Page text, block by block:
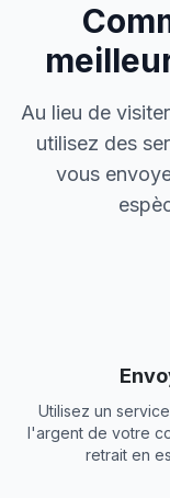
Au lieu de
utilisez des
vous
Utilisez un
l'argent de votre
retrait en